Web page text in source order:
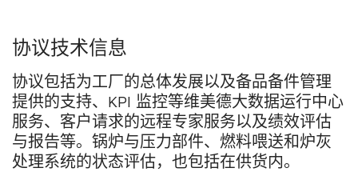
协议技术信息
协议包括为工厂的总体发展以及备品备件管理
提供的支持、 KPI 监控等维美德大数据运行中心
服务、客户请求的远程专家服务以及绩效评估
与报告等。锅炉与压力部件、燃料喂送和炉灰
处理系统的状态评估，也包括在供货内。